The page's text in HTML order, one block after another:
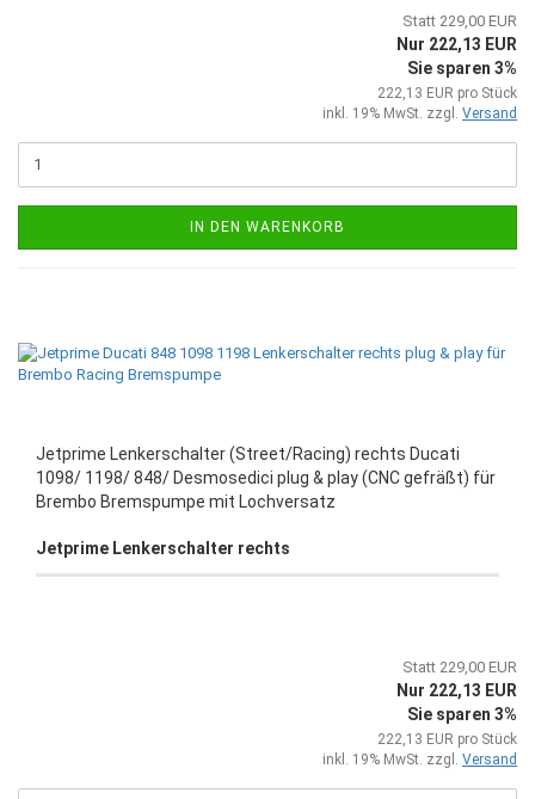
Statt 229,00 EUR
Nur 222,13 EUR
Sie sparen 3%
222,13 EUR pro Stück
inkl. 19% MwSt. zzgl. Versand
IN DEN WARENKORB
Jetprime Lenkerschalter (Street/Racing) rechts Ducati
1098/ 1198/ 848/ Desmosedici plug & play (CNC gefräßt) für
Brembo Bremspumpe mit Lochversatz
Jetprime Lenkerschalter rechts
Statt 229,00 EUR
Nur 222,13 EUR
Sie sparen 3%
222,13 EUR pro Stück
inkl. 19% MwSt. zzgl. Versand